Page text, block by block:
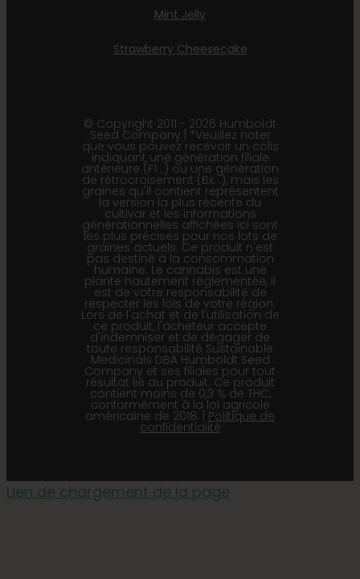
Mint Jelly
Strawberry Cheesecake
© Copyright 2011 - 2026 Humboldt
Seed Company | *Veuillez noter
que vous pouvez recevoir un colis
indiquant une génération filiale
antérieure (F1…) ou une génération
de rétrocroisement (Bx…), mais les
graines qu'il contient représentent
la version la plus récente du
cultivar et les informations
générationnelles affichées ici sont
les plus précises pour nos lots de
graines actuels. Ce produit n'est
pas destiné à la consommation
humaine. Le cannabis est une
plante hautement réglementée, il
est de votre responsabilité de
respecter les lois de votre région.
Lors de l'achat et de l'utilisation de
ce produit, l'acheteur accepte
d'indemniser et de dégager de
toute responsabilité Sustainable
Medicinals DBA Humboldt Seed
Company et ses filiales pour tout
résultat lié au produit. Ce produit
contient moins de 0,3 % de THC,
conformément à la loi agricole
américaine de 2018. | Politique de
confidentialité
Lien de chargement de la page